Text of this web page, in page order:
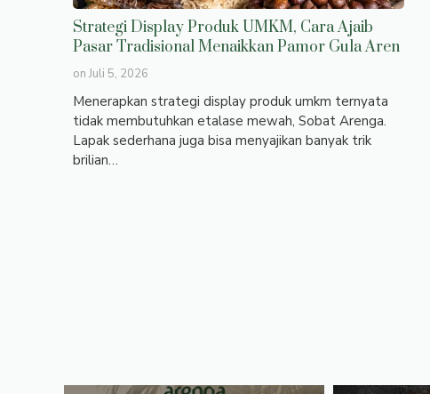
Strategi Display Produk UMKM, Cara Ajaib
Pasar Tradisional Menaikkan Pamor Gula Aren
on Juli 5, 2026
Menerapkan strategi display produk umkm ternyata
tidak membutuhkan etalase mewah, Sobat Arenga.
Lapak sederhana juga bisa menyajikan banyak trik
brilian…